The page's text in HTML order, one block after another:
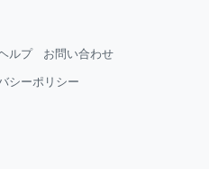
ルプ お問い合わせ
シーポリシー